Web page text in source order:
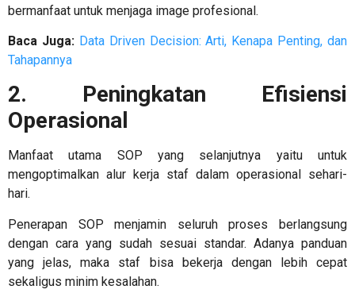
bermanfaat untuk menjaga image profesional.
Baca Juga: Data Driven Decision: Arti, Kenapa Penting, dan
Tahapannya
2. Peningkatan Efisiensi
Operasional
Manfaat utama SOP yang selanjutnya yaitu untuk
mengoptimalkan alur kerja staf dalam operasional sehari-
hari.
Penerapan SOP menjamin seluruh proses berlangsung
dengan cara yang sudah sesuai standar. Adanya panduan
yang jelas, maka staf bisa bekerja dengan lebih cepat
sekaligus minim kesalahan.